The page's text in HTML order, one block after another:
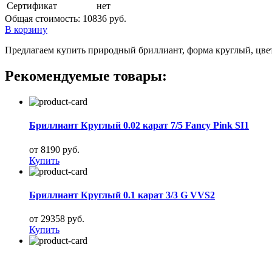
Сертификат
нет
Общая стоимость: 10836 руб.
В корзину
Предлагаем купить природный бриллиант, форма круглый,
Рекомендуемые товары:
Бриллиант Круглый 0.02 карат 7/5 Fancy Pink SI1
от 8190 руб.
Купить
Бриллиант Круглый 0.1 карат 3/3 G VVS2
от 29358 руб.
Купить